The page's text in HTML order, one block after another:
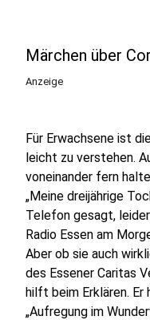
Märchen über
Anzeige
Für Erwachsene ist
leicht zu verstehen.
voneinander fern
„Meine dreijährige
Telefon gesagt,
Radio Essen am
Aber ob sie auch
des Essener Caritas
hilft beim Erklären.
„Aufregung im